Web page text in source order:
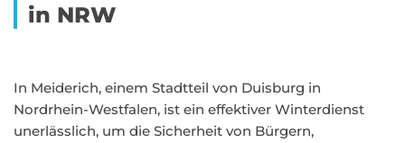
in NRW
In Meiderich, einem Stadtteil von Duisburg in
Nordrhein-Westfalen, ist ein effektiver Winterdienst
unerlässlich, um die Sicherheit von Bürgern,